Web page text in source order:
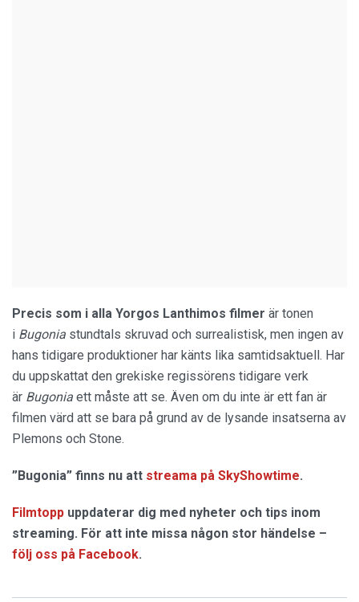
Precis som i alla Yorgos Lanthimos filmer är tonen
i Bugonia stundtals skruvad och surrealistisk, men ingen av
hans tidigare produktioner har känts lika samtidsaktuell. Har
du uppskattat den grekiske regissörens tidigare verk
är Bugonia ett måste att se. Även om du inte är ett fan är
filmen värd att se bara på grund av de lysande insatserna av
Plemons och Stone.
”Bugonia” finns nu att streama på SkyShowtime.
Filmtopp uppdaterar dig med nyheter och tips inom
streaming. För att inte missa någon stor händelse –
följ oss på Facebook.